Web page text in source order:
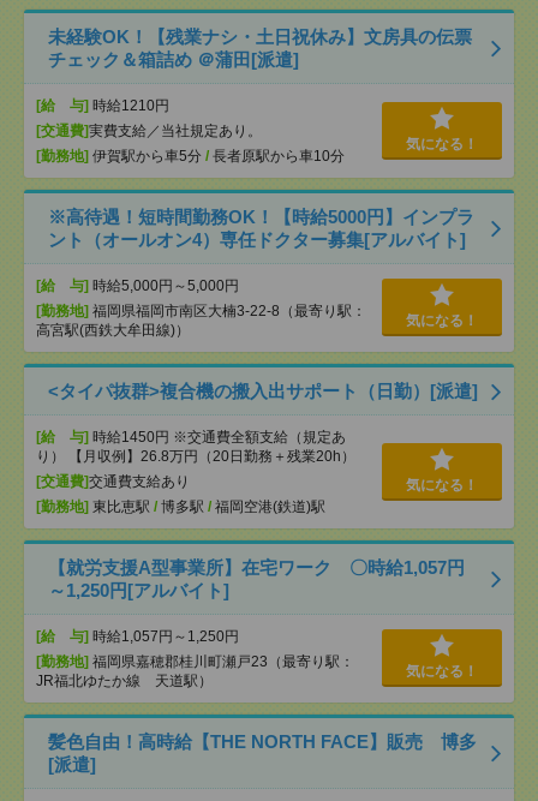
未経験OK！【残業ナシ・土日祝休み】文房具の伝票
チェック＆箱詰め ＠蒲田[派遣]
[給 与] 時給1210円
[交通費]実費支給／当社規定あり。
[勤務地] 伊賀駅から車5分 / 長者原駅から車10分
気になる！
※高待遇！短時間勤務OK！【時給5000円】インプラ
ント（オールオン4）専任ドクター募集[アルバイト]
[給 与] 時給5,000円～5,000円
[勤務地] 福岡県福岡市南区大楠3-22-8（最寄り駅：
高宮駅(西鉄大牟田線)）
気になる！
<タイパ抜群>複合機の搬入出サポート（日勤）[派遣]
[給 与] 時給1450円 ※交通費全額支給（規定あ
り） 【月収例】26.8万円（20日勤務＋残業20h）
[交通費]交通費支給あり
[勤務地] 東比恵駅 / 博多駅 / 福岡空港(鉄道)駅
気になる！
【就労支援A型事業所】在宅ワーク 〇時給1,057円
～1,250円[アルバイト]
[給 与] 時給1,057円～1,250円
[勤務地] 福岡県嘉穂郡桂川町瀬戸23（最寄り駅：
JR福北ゆたか線 天道駅）
気になる！
髪色自由！高時給【THE NORTH FACE】販売 博多
[派遣]